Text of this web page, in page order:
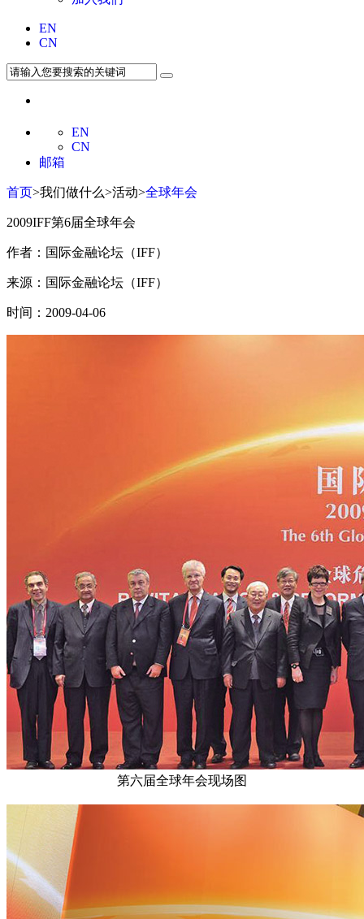
EN
CN
EN
CN
邮箱
首页>我们做什么>活动>全球年会
2009IFF第6届全球年会
作者：国际金融论坛（IFF）
来源：国际金融论坛（IFF）
时间：2009-04-06
第六届全球年会现场图